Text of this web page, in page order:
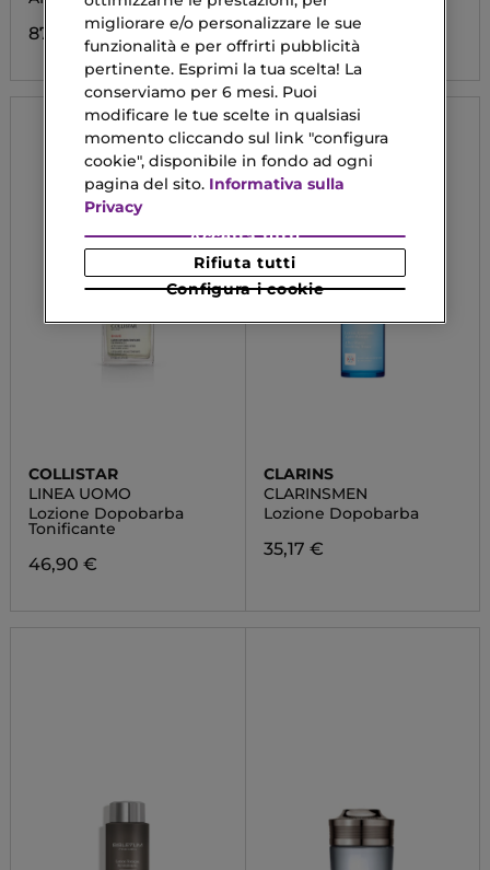
87,90 € 86,90 €
COLLISTAR
LINEA UOMO
Lozione Dopobarba
Tonificante
46,90 €
CLARINS
CLARINSMEN
Lozione Dopobarba
35,17 €
migliorare e/o personalizzare le sue
funzionalità e per offrirti pubblicità
pertinente. Esprimi la tua scelta! La
conserviamo per 6 mesi. Puoi
modificare le tue scelte in qualsiasi
momento cliccando sul link "configura
cookie", disponibile in fondo ad ogni
pagina del sito. Informativa sulla
Privacy
Configura i cookie
Rifiuta tutti
Accetta tutti